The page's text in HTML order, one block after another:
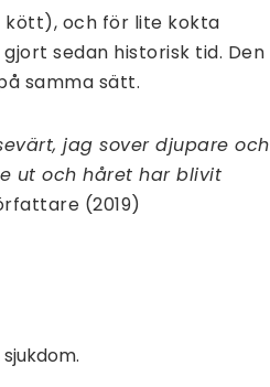
och för lite kokta
sedan historisk tid. Den
samma sätt.
jag sover djupare och
ut och håret har blivit
(2019)